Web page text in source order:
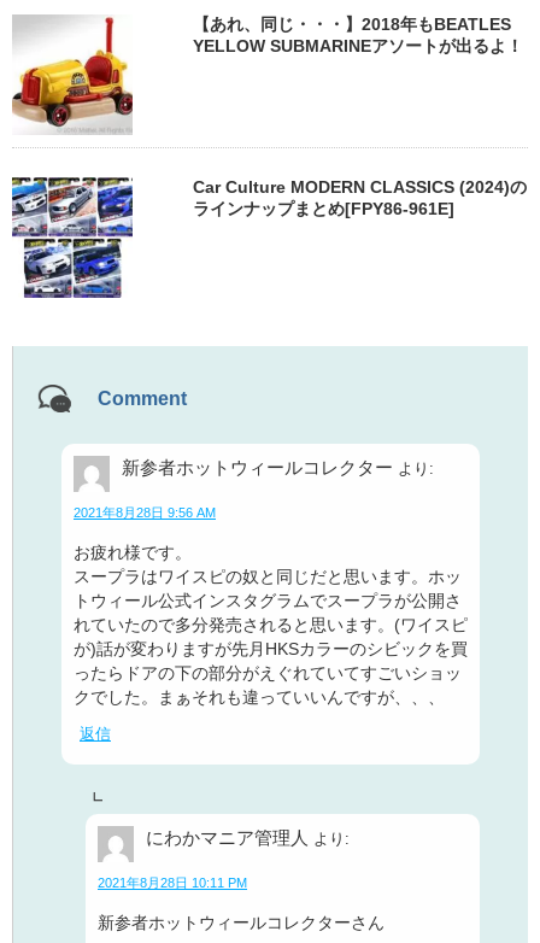
【あれ、同じ・・・】2018年もBEATLES
YELLOW SUBMARINEアソートが出るよ！
Car Culture MODERN CLASSICS (2024)の
ラインナップまとめ[FPY86-961E]
Comment
新参者ホットウィールコレクター より:
2021年8月28日 9:56 AM
お疲れ様です。
スープラはワイスピの奴と同じだと思います。ホッ
トウィール公式インスタグラムでスープラが公開さ
れていたので多分発売されると思います。(ワイスピ
が)話が変わりますが先月HKSカラーのシビックを買
ったらドアの下の部分がえぐれていてすごいショッ
クでした。まぁそれも違っていいんですが、、、
返信
にわかマニア管理人 より:
2021年8月28日 10:11 PM
新参者ホットウィールコレクターさん